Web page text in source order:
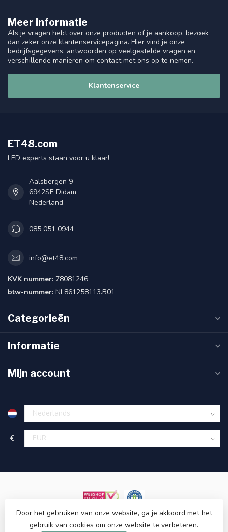
Meer informatie
Als je vragen hebt over onze producten of je aankoop, bezoek
dan zeker onze klantenservicepagina. Hier vind je onze
bedrijfsgegevens, antwoorden op veelgestelde vragen en
verschillende manieren om contact met ons op te nemen.
Klantenservice
ET48.com
LED experts staan voor u klaar!
Aalsbergen 9
6942SE Didam
Nederland
085 051 0944
info@et48.com
KVK nummer: 78081246
btw-nummer: NL861258113.B01
Categorieën
Informatie
Mijn account
€
Door het gebruiken van onze website, ga je akkoord met het
gebruik van cookies om onze website te verbeteren.